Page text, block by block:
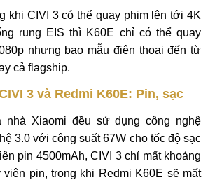
khi CIVI 3 có thể quay phim lên tới 4K
rung EIS thì K60E chỉ có thể quay
nhưng bao mẫu điện thoại đến từ
cả flagship.
3 và Redmi K60E: Pin, sạc
nhà Xiaomi đều sử dụng công nghệ
3.0 với công suất 67W cho tốc độ sạc
pin 4500mAh, CIVI 3 chỉ mất khoảng
pin, trong khi Redmi K60E sẽ mất